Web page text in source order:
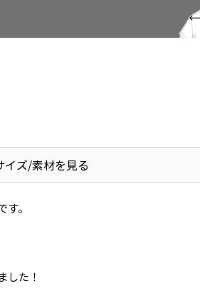
イズ/素材を見る
。
した！